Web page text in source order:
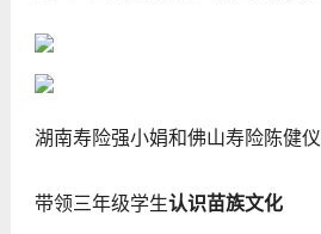
湖南寿险强小娟和佛山寿险陈健仪
带领三年级学生认识苗族文化